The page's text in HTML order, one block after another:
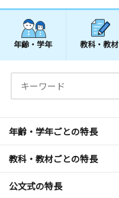
年齢・学年 教科・教材
年齢・学年ごとの特長
教科・教材ごとの特長
公文式の特長